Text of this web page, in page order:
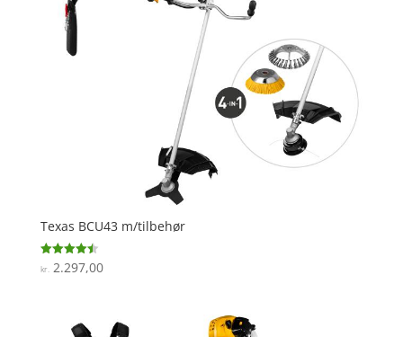
Texas BCU43 m/tilbehør
Vurderet
4.5
kr.2.297,00